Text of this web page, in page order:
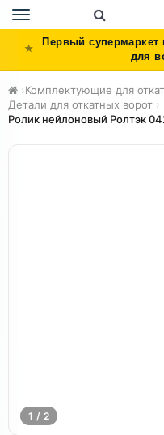
Toggle
navigation
Первый супермаркет
для
›Комплектующие для
Детали для откатных ворот ›
Ролик нейлоновый Ролтэк
1 / 2